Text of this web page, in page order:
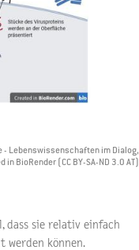
- Lebenswissenschaften im Dialog,
in BioRender (CC BY-SA-ND 3.0 AT)
dass sie relativ einfach
werden können.